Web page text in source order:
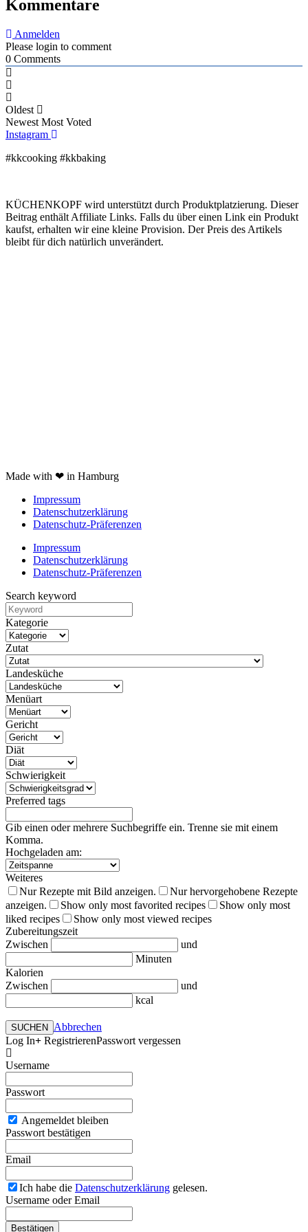
Kommentare
Anmelden
Please login to comment
0 Comments
Oldest
Newest Most Voted
Instagram
#kkcooking #kkbaking
KÜCHENKOPF wird unterstützt durch Produktplatzierung. Dieser
Beitrag enthält Affiliate Links. Falls du über einen Link ein Produkt
kaufst, erhalten wir eine kleine Provision. Der Preis des Artikels
bleibt für dich natürlich unverändert.
Made with ❤ in Hamburg
Impressum
Datenschutzerklärung
Datenschutz-Präferenzen
Impressum
Datenschutzerklärung
Datenschutz-Präferenzen
Search keyword
Kategorie
Zutat
Landesküche
Menüart
Gericht
Diät
Schwierigkeit
Preferred tags
Gib einen oder mehrere Suchbegriffe ein. Trenne sie mit einem
Komma.
Hochgeladen am:
Weiteres
Nur Rezepte mit Bild anzeigen.
Nur hervorgehobene Rezepte
anzeigen.
Show only most favorited recipes
Show only most
liked recipes
Show only most viewed recipes
Zubereitungszeit
Zwischen
und
Minuten
Kalorien
Zwischen
und
kcal
SUCHEN
Abbrechen
Log In
RegistrierenPasswort vergessen
Username
Passwort
Angemeldet bleiben
Passwort bestätigen
Email
Ich habe die Datenschutzerklärung gelesen.
Username oder Email